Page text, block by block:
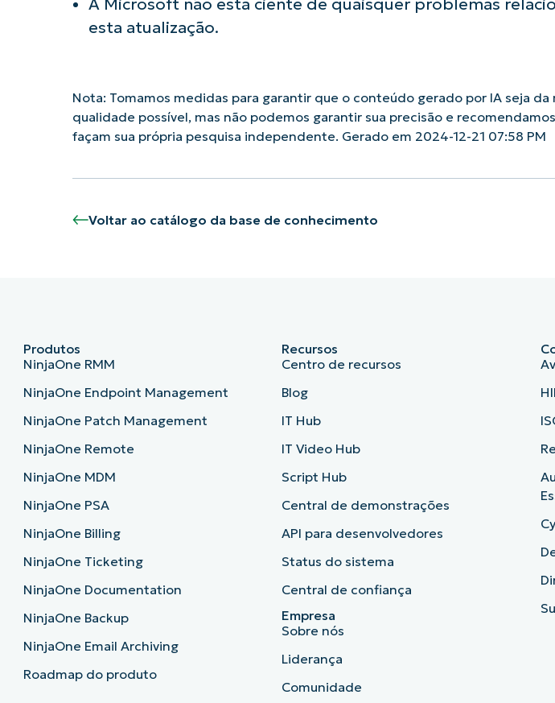
esta atualização.
Nota: Tomamos medidas para garantir que o conteúdo gerado por IA seja da
qualidade possível, mas não podemos garantir sua precisão e
façam sua própria pesquisa independente. Gerado em 2024-12-21 07:58 PM
Voltar ao catálogo da base de conhecimento
Produtos
NinjaOne RMM
NinjaOne Endpoint Management
NinjaOne Patch Management
NinjaOne Remote
NinjaOne MDM
NinjaOne PSA
NinjaOne Billing
NinjaOne Ticketing
NinjaOne Documentation
NinjaOne Backup
NinjaOne Email Archiving
Roadmap do produto
Recursos
Centro de recursos
Blog
IT Hub
IT Video Hub
Script Hub
Central de demonstrações
API para desenvolvedores
Status do sistema
Central de confiança
Empresa
Sobre nós
Liderança
Comunidade